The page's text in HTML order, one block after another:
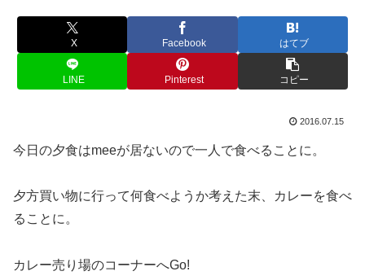
X Facebook はてブ
LINE Pinterest コピー
2016.07.15
今日の夕食はmeeが居ないので一人で食べることに。
夕方買い物に行って何食べようか考えた末、カレーを食べ
ることに。
カレー売り場のコーナーへGo!